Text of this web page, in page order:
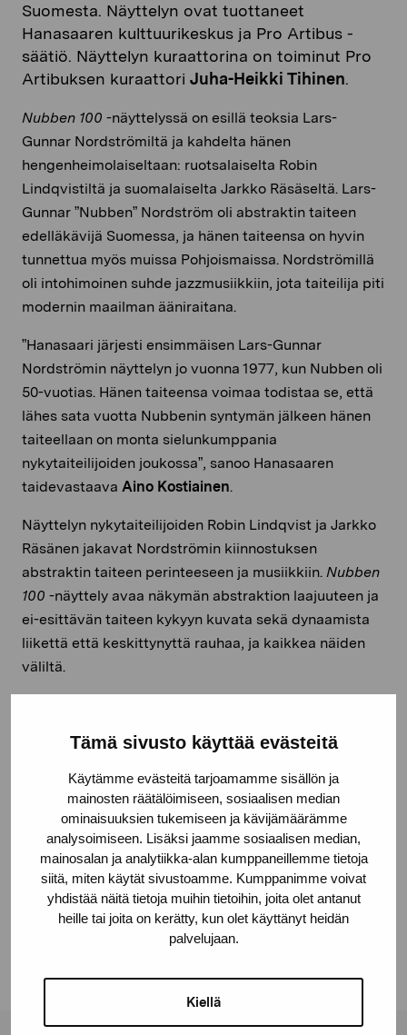
Tämä sivusto käyttää evästeitä
Käytämme evästeitä tarjoamamme sisällön ja
mainosten räätälöimiseen, sosiaalisen median
ominaisuuksien tukemiseen ja kävijämäärämme
analysoimiseen. Lisäksi jaamme sosiaalisen median,
mainosalan ja analytiikka-alan kumppaneillemme tietoja
siitä, miten käytät sivustoamme. Kumppanimme voivat
yhdistää näitä tietoja muihin tietoihin, joita olet antanut
heille tai joita on kerätty, kun olet käyttänyt heidän
palvelujaan.
Kiellä
Jaa:
Facebook
Suomesta. Näyttelyn ovat tuottaneet
Hanasaaren kulttuurikeskus ja Pro Artibus -
säätiö. Näyttelyn kuraattorina on toiminut Pro
Artibuksen kuraattori Juha-Heikki Tihinen.
Nubben 100 -näyttelyssä on esillä teoksia Lars-
Gunnar Nordströmiltä ja kahdelta hänen
hengenheimolaiseltaan: ruotsalaiselta Robin
Lindqvistiltä ja suomalaiselta Jarkko Räsäseltä. Lars-
Gunnar ”Nubben” Nordström oli abstraktin taiteen
edelläkävijä Suomessa, ja hänen taiteensa on hyvin
tunnettua myös muissa Pohjoismaissa. Nordströmillä
oli intohimoinen suhde jazzmusiikkiin, jota taiteilija piti
modernin maailman ääniraitana.
”Hanasaari järjesti ensimmäisen Lars-Gunnar
Nordströmin näyttelyn jo vuonna 1977, kun Nubben oli
50-vuotias. Hänen taiteensa voimaa todistaa se, että
lähes sata vuotta Nubbenin syntymän jälkeen hänen
taiteellaan on monta sielunkumppania
nykytaiteilijoiden joukossa”, sanoo Hanasaaren
taidevastaava Aino Kostiainen.
Näyttelyn nykytaiteilijoiden Robin Lindqvist ja Jarkko
Räsänen jakavat Nordströmin kiinnostuksen
abstraktin taiteen perinteeseen ja musiikkiin. Nubben
100 -näyttely avaa näkymän abstraktion laajuuteen ja
ei-esittävän taiteen kykyyn kuvata sekä dynaamista
liikettä että keskittynyttä rauhaa, ja kaikkea näiden
väliltä.
Galleria Hanasaaressa. Galleria on avoinna päivittäin
klo 10–20, vapaa pääsy.